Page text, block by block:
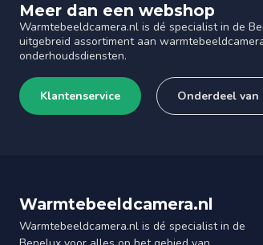
Meer dan een webshop
Warmtebeeldcamera.nl is dé specialist in de
uitgebreid assortiment aan
onderhoudsdiensten.
Klantenservice Onderdeel van
Warmtebeeldcamera.nl
Warmtebeeldcamera.nl is dé specialist in de